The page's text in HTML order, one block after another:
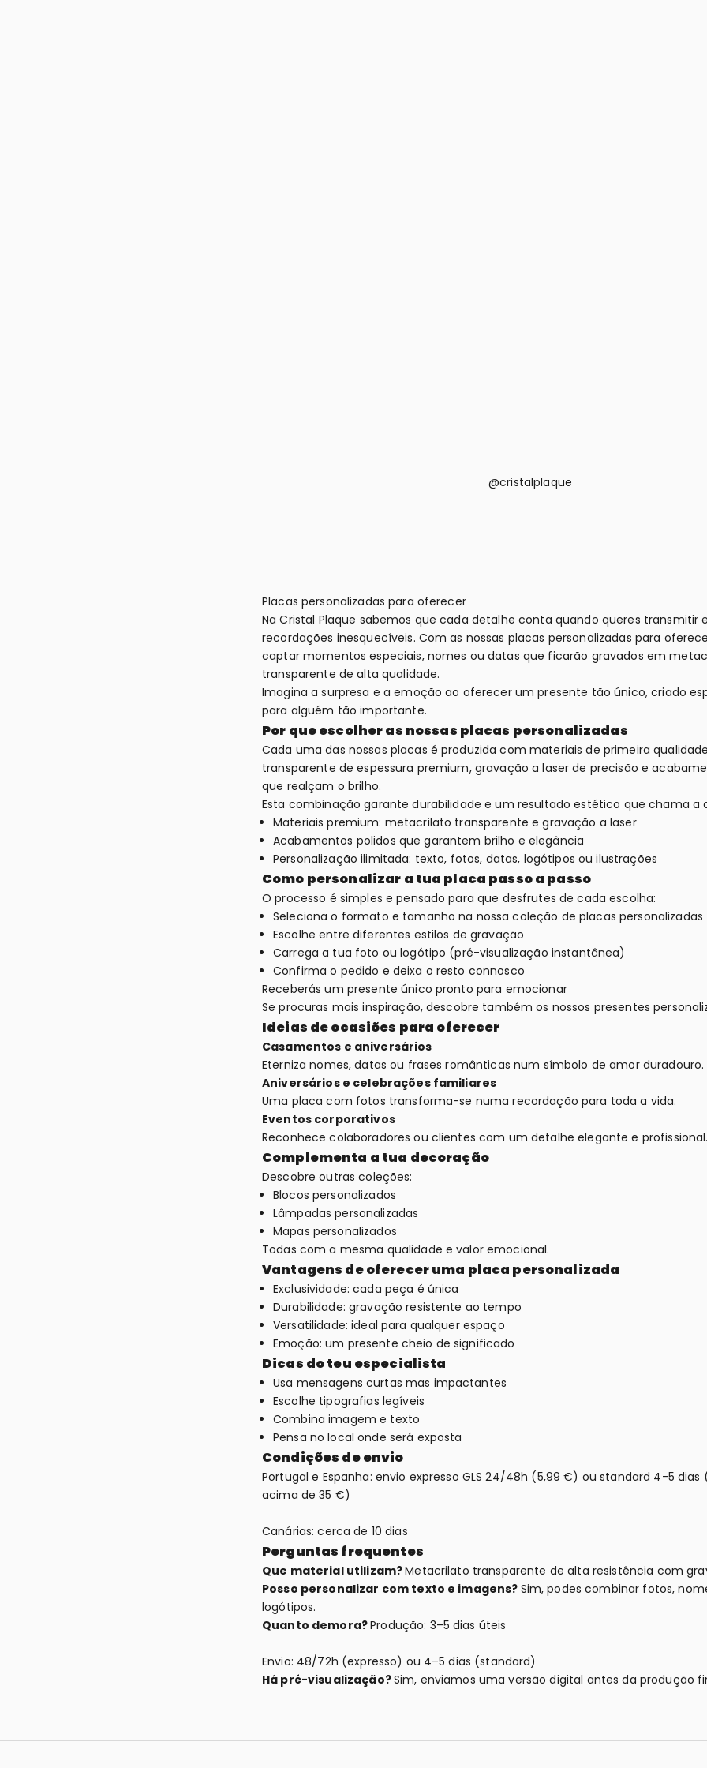
@cristalplaque
Placas personalizadas para oferecer
Na Cristal Plaque sabemos que cada detalhe conta quando queres transmitir
recordações inesquecíveis. Com as nossas placas personalizadas para
captar momentos especiais, nomes ou datas que ficarão gravados em
transparente de alta qualidade.
Imagina a surpresa e a emoção ao oferecer um presente tão único, criado
para alguém tão importante.
Por que escolher as nossas placas personalizadas
Cada uma das nossas placas é produzida com materiais de primeira
transparente de espessura premium, gravação a laser de precisão e
que realçam o brilho.
Esta combinação garante durabilidade e um resultado estético que chama a
Materiais premium: metacrilato transparente e gravação a laser
Acabamentos polidos que garantem brilho e elegância
Personalização ilimitada: texto, fotos, datas, logótipos ou ilustrações
Como personalizar a tua placa passo a passo
O processo é simples e pensado para que desfrutes de cada escolha:
Seleciona o formato e tamanho na nossa coleção de placas personalizadas
Escolhe entre diferentes estilos de gravação
Carrega a tua foto ou logótipo (pré-visualização instantânea)
Confirma o pedido e deixa o resto connosco
Receberás um presente único pronto para emocionar
Se procuras mais inspiração, descobre também os nossos presentes
Ideias de ocasiões para oferecer
Casamentos e aniversários
Eterniza nomes, datas ou frases românticas num símbolo de amor duradouro.
Aniversários e celebrações familiares
Uma placa com fotos transforma-se numa recordação para toda a vida.
Eventos corporativos
Reconhece colaboradores ou clientes com um detalhe elegante e
Complementa a tua decoração
Descobre outras coleções:
Blocos personalizados
Lâmpadas personalizadas
Mapas personalizados
Todas com a mesma qualidade e valor emocional.
Vantagens de oferecer uma placa personalizada
Exclusividade: cada peça é única
Durabilidade: gravação resistente ao tempo
Versatilidade: ideal para qualquer espaço
Emoção: um presente cheio de significado
Dicas do teu especialista
Usa mensagens curtas mas impactantes
Escolhe tipografias legíveis
Combina imagem e texto
Pensa no local onde será exposta
Condições de envio
Portugal e Espanha: envio expresso GLS 24/48h (5,99 €) ou standard 4-5
acima de 35 €)
Canárias: cerca de 10 dias
Perguntas frequentes
Que material utilizam?Metacrilato transparente de alta resistência com
Posso personalizar com texto e imagens? Sim, podes combinar fotos,
logótipos.
Quanto demora?Produção: 3–5 dias úteis
Envio: 48/72h (expresso) ou 4–5 dias (standard)
Há pré-visualização?Sim, enviamos uma versão digital antes da produção